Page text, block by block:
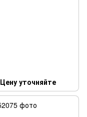
Цену уточняйте